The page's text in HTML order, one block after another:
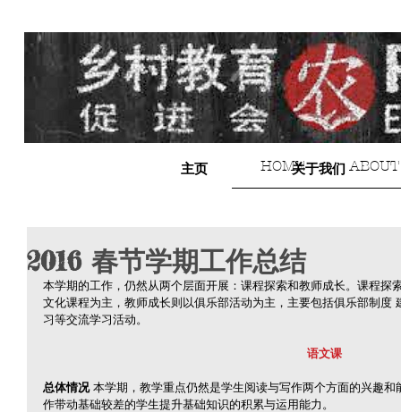
主页 关于我们
HOME
2016 春节学期工作总结
本学期的工作，仍然从两个层面开展：课程探索和教师成长。课程探
文化课程为主，教师成长则以俱乐部活动为主，主要包括俱乐部制度
习等交流学习活动。
语文课
总体情况 本学期，教学重点仍然是学生阅读与写作两个方面的兴趣
作带动基础较差的学生提升基础知识的积累与运用能力。